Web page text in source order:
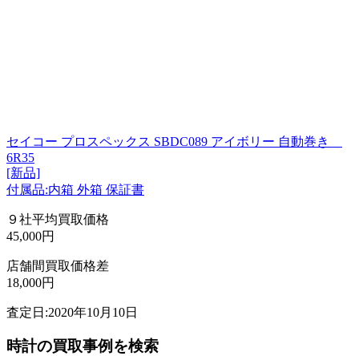
セイコー プロスペックス SBDC089 アイボリー 自動巻き
6R35
[新品]
付属品:内箱 外箱 保証書
９社平均買取価格
45,000円
店舗間買取価格差
18,000円
査定日:2020年10月10日
時計の買取事例を検索